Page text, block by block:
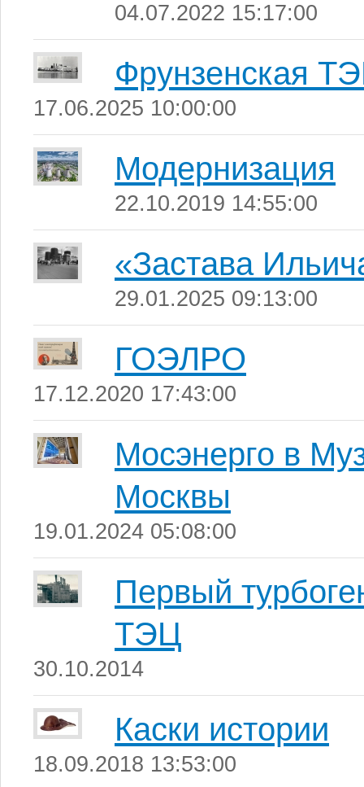
04.07.2022 15:17:00
Фрунзенская
17.06.2025 10:00:00
Модернизация
22.10.2019 14:55:00
«Застава
29.01.2025 09:13:00
ГОЭЛРО
17.12.2020 17:43:00
Мосэнерго в
Москвы
19.01.2024 05:08:00
Первый
ТЭЦ
30.10.2014
Каски истории
18.09.2018 13:53:00